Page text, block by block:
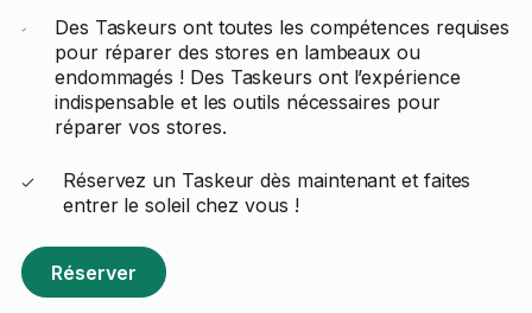
Des Taskeurs ont toutes les compétences requises
pour réparer des stores en lambeaux ou
endommagés ! Des Taskeurs ont l’expérience
indispensable et les outils nécessaires pour
réparer vos stores.
Réservez un Taskeur dès maintenant et faites
entrer le soleil chez vous !
Réserver